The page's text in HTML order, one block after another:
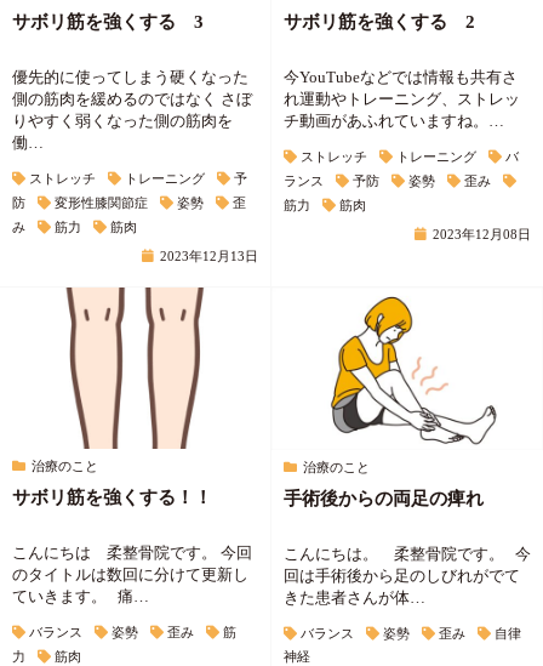
サボリ筋を強くする 3
優先的に使ってしまう硬くなった
側の筋肉を緩めるのではなく さぼ
りやすく弱くなった側の筋肉を
働…
ストレッチ トレーニング
予
防
変形性膝関節症 姿勢
歪
み
筋力
筋肉
2023年12月13日
サボリ筋を強くする 2
今YouTubeなどでは情報も共有さ
れ運動やトレーニング、ストレッ
チ動画があふれていますね。…
ストレッチ トレーニング
バ
ランス
予防 姿勢
歪み
筋力
筋肉
2023年12月08日
治療のこと
サボリ筋を強くする！！
こんにちは 柔整骨院です。 今回
のタイトルは数回に分けて更新し
ていきます。 痛…
バランス 姿勢 歪み
筋
力
筋肉
治療のこと
手術後からの両足の痺れ
こんにちは。 柔整骨院です。 今
回は手術後から足のしびれがでて
きた患者さんが体…
バランス 姿勢 歪み
自律
神経